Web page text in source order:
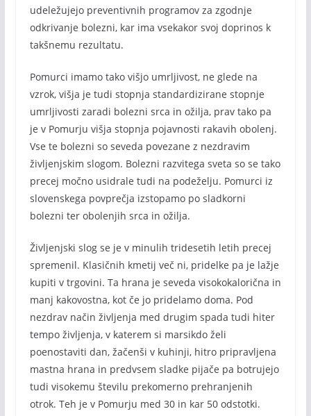
udeležujejo preventivnih programov za zgodnje
odkrivanje bolezni, kar ima vsekakor svoj doprinos k
takšnemu rezultatu.
Pomurci imamo tako višjo umrljivost, ne glede na
vzrok, višja je tudi stopnja standardizirane stopnje
umrljivosti zaradi bolezni srca in ožilja, prav tako pa
je v Pomurju višja stopnja pojavnosti rakavih obolenj.
Vse te bolezni so seveda povezane z nezdravim
življenjskim slogom. Bolezni razvitega sveta so se tako
precej močno usidrale tudi na podeželju. Pomurci iz
slovenskega povprečja izstopamo po sladkorni
bolezni ter obolenjih srca in ožilja.
Življenjski slog se je v minulih tridesetih letih precej
spremenil. Klasičnih kmetij več ni, pridelke pa je lažje
kupiti v trgovini. Ta hrana je seveda visokokalorična in
manj kakovostna, kot če jo pridelamo doma. Pod
nezdrav način življenja med drugim spada tudi hiter
tempo življenja, v katerem si marsikdo želi
poenostaviti dan, žačenši v kuhinji, hitro pripravljena
mastna hrana in predvsem sladke pijače pa botrujejo
tudi visokemu številu prekomerno prehranjenih
otrok. Teh je v Pomurju med 30 in kar 50 odstotki.